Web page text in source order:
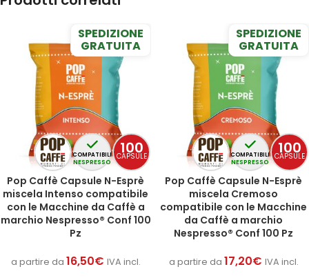
100
CAPSULE
COMPATIBILI
NESPRESSO
SPEDIZIONE
GRATUITA
Pop Caffè Capsule N-Esprè
miscela Intenso compatibile
con le Macchine da Caffè a
marchio Nespresso® Conf 100
Pz
a partire da 16,50€ IVA incl.
100
CAPSULE
COMPATIBILI
NESPRESSO
SPEDIZIONE
GRATUITA
Pop Caffè Capsule N-Esprè
miscela Cremoso
compatibile con le Macchine
da Caffè a marchio
Nespresso® Conf 100 Pz
a partire da 17,20€ IVA incl.